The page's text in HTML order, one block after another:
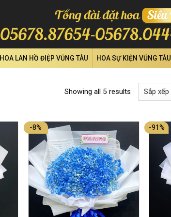
HOA LAN HỒ ĐIỆP VŨNG TÀU HOA SỰ KIỆN VŨNG TÀU
Showing all 5 results
-8% -91%